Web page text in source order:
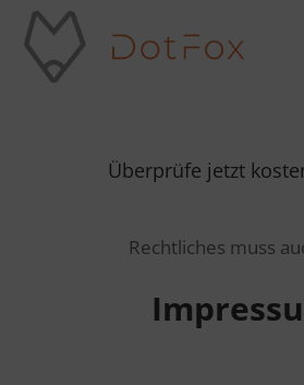
Überprüfe jetzt
Rechtliches muss